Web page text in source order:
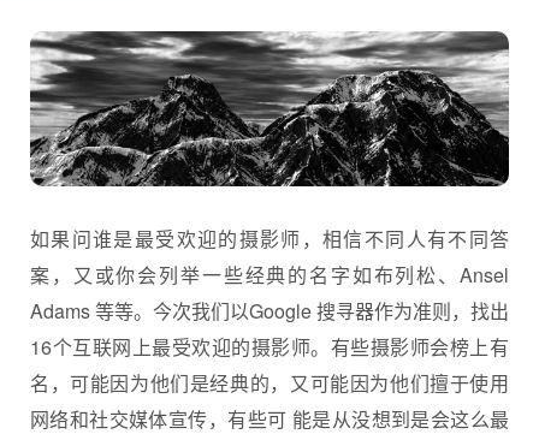
如果问谁是最受欢迎的摄影师，相信不同人有不同答
案，又或你会列举一些经典的名字如布列松、Ansel
Adams 等等。今次我们以Google 搜寻器作为准则，找出
16个互联网上最受欢迎的摄影师。有些摄影师会榜上有
名，可能因为他们是经典的，又可能因为他们擅于使用
网络和社交媒体宣传，有些可 能是从没想到是会这么最